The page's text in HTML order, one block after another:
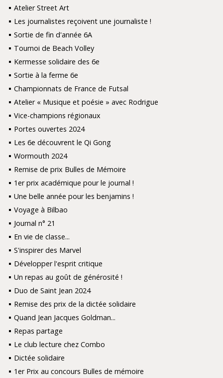
Atelier Street Art
Les journalistes reçoivent une journaliste !
Sortie de fin d'année 6A
Tournoi de Beach Volley
Kermesse solidaire des 6e
Sortie à la ferme 6e
Championnats de France de Futsal
Atelier « Musique et poésie » avec Rodrigue
Vice-champions régionaux
Portes ouvertes 2024
Les 6e découvrent le Qi Gong
Wormouth 2024
Remise de prix Bulles de Mémoire
1er prix académique pour le journal !
Une belle année pour les benjamins !
Voyage à Bilbao
Journal n° 21
En vie de classe...
S'inspirer des Marvel
Développer l'esprit critique
Un repas au goût de générosité !
Duo de Saint Jean 2024
Remise des prix de la dictée solidaire
Quand Jean Jacques Goldman...
Repas partage
Le club lecture chez Combo
Dictée solidaire
1er Prix au concours Bulles de mémoire